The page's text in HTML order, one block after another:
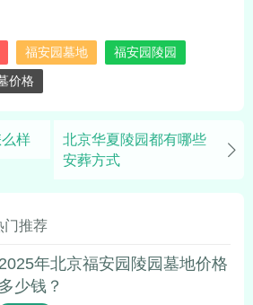
福安园墓地
福安园陵园
价格
样
北京华夏陵园都有哪些
安葬方式
门推荐
2025年北京福安园陵园墓地价格
多少钱？